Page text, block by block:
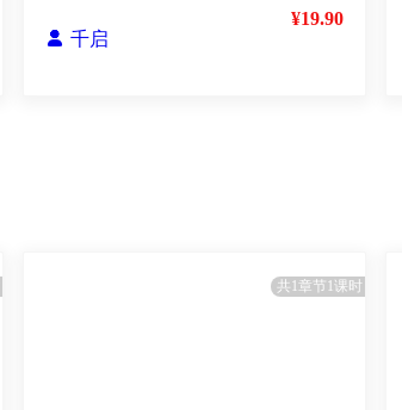
 千启
¥19.90
共1章节1课时